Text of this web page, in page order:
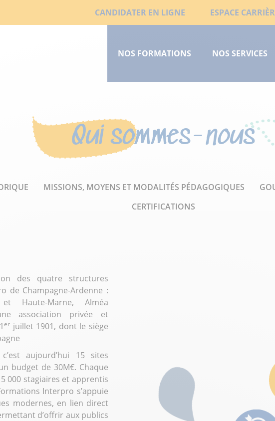
LiensCANDIDATER EN LIGNE ESPACE
principal
court
NOS FORMATIONS NOS SERVICES
Qui sommes-nous
MISSIONS, MOYENS ET MODALITÉS PÉDAGOGIQUES
CERTIFICATIONS
des quatre structures
de Champagne-Ardenne :
Haute-Marne, Alméa
association privée et
er juillet 1901, dont le siège
aujourd’hui 15 sites
budget de 30M€. Chaque
000 stagiaires et apprentis
Interpro s’appuie
modernes, en lien direct
d’offrir aux publics